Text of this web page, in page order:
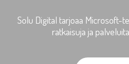
Solu Digital tarjoaa Microsoft-
ratkaisuja ja